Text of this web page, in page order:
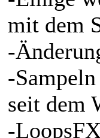
mit dem
-
-
seit dem
-